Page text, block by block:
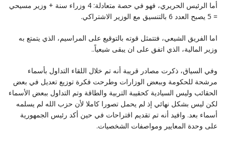
أما الرئيس الحريري، فهو في حصة متعادلة: 4 وزراء سنة + وزير مسيحي
= 5 يصبح العدد 6 بالتنسيق مع الوزير ‏الاشتراكي‎.‎
اما الفريق الشيعي، فتتمثل قوته بالتوقيع على المراسيم، الذي يتمتع به
وزير المالية، الذي اتفق على ان يبقى شيعياً‎..‎
وفي السياق، ذكرت مصادر قريبة أنه تم خلال اللقاء التداول بأسماء
مرشحة للحكومة وببعض الوزارات وطرحت ‏فكرة توزيع تعديل في بعض
الحقائب وليس السيادية كحقيبة التربية والطاقة وتم التداول ببعض الأسماء
لكن ليس ‏بشكل نهائي إذ لم يحمل تصورا كاملا لأن حزب الله لم يسلمه
أسماء بعد. وافيد أنه تم تقديم اقتراحات في حين أكد ‏رئيس الجمهورية
على وحدة المعايير ومواصفات الشخصيات‎.‎